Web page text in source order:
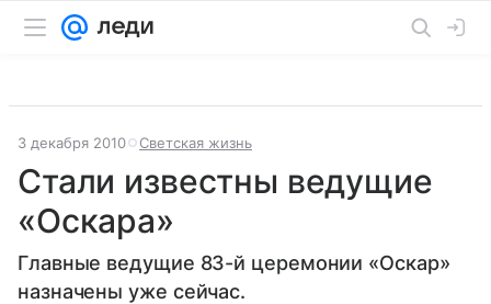
3 декабря 2010 Светская жизнь
Стали известны ведущие
«Оскара»
Главные ведущие 83-й церемонии «Оскар»
назначены уже сейчас.